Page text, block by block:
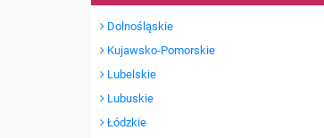
Dolnośląskie
Kujawsko-Pomorskie
Lubelskie
Lubuskie
Łódzkie